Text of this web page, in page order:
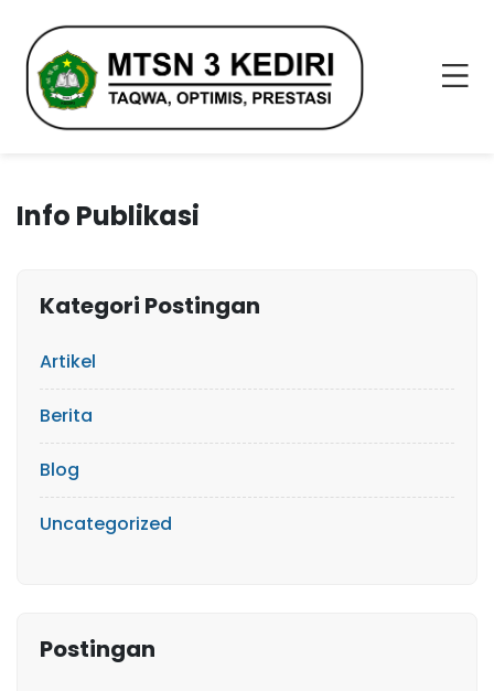
Info Publikasi
Kategori Postingan
Artikel
Berita
Blog
Uncategorized
Postingan